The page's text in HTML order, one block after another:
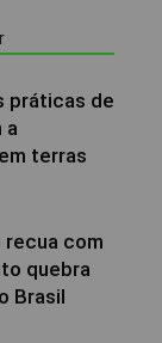
práticas de
a
terras
recua com
quebra
Brasil